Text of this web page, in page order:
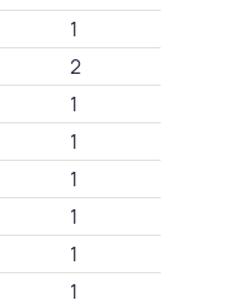
1
2
1
1
1
1
1
1